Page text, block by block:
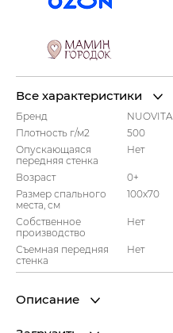
Все характеристики
Бренд
NUOVITA
Плотность г/м2
500
Опускающаяся
передняя стенка
Нет
Возраст
0+
Размер спального
места, см
100x70
Собственное
производство
Нет
Съемная передняя
стенка
Нет
Описание